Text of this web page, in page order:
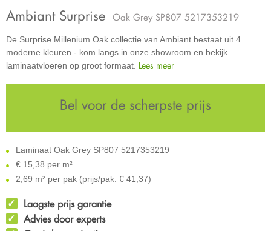
Ambiant Surprise Oak Grey SP807 5217353219
De Surprise Millenium Oak collectie van Ambiant bestaat uit 4
moderne kleuren - kom langs in onze showroom en bekijk
laminaatvloeren op groot formaat. Lees meer
Bel voor de scherpste prijs
Laminaat Oak Grey SP807 5217353219
€ 15,38 per m²
2,69 m² per pak (prijs/pak: € 41,37)
Laagste prijs garantie
Advies door experts